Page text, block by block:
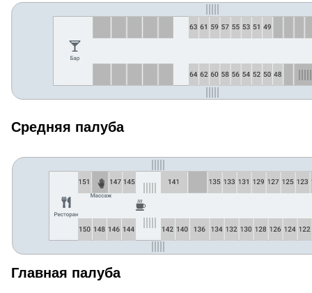
Средняя палуба
Главная палуба